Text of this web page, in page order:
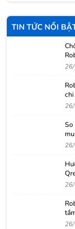
TIN TỨC NỔI
So